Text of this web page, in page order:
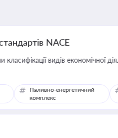
NACE
видів економічної
Паливно-енергетичний
комплекс